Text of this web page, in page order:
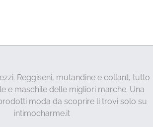
Reggiseni, mutandine e collant, tutto
e maschile delle migliori marche. Una
moda da scoprire li trovi solo su
intimocharme.it